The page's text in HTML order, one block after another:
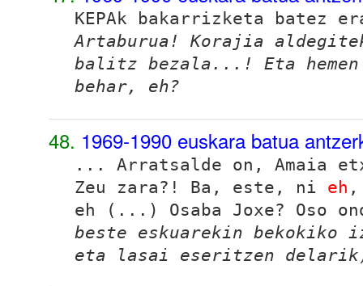
KEPAk bakarrizketa batez
Artaburua! Korajia
balitz bezala...! Eta
behar, eh?
48. 1969-1990 euskara batua
... Arratsalde on, Amaia
Zeu zara?! Ba, este, ni eh ,
eh (...) Osaba Joxe? Oso
beste eskuarekin bekokiko
eta lasai eseritzen